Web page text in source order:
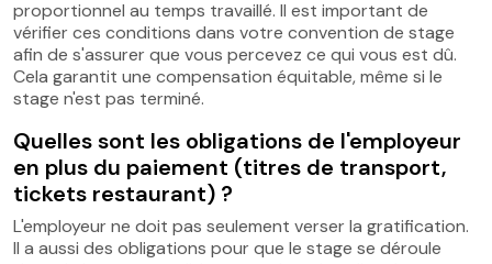
proportionnel au temps travaillé. Il est important de
vérifier ces conditions dans votre convention de stage
afin de s'assurer que vous percevez ce qui vous est dû.
Cela garantit une compensation équitable, même si le
stage n'est pas terminé.
Quelles sont les obligations de l'employeur
en plus du paiement (titres de transport,
tickets restaurant) ?
L'employeur ne doit pas seulement verser la gratification.
Il a aussi des obligations pour que le stage se déroule